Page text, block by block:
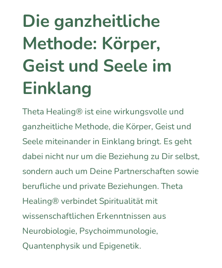
Die ganzheitliche
Methode: Körper,
Geist und Seele im
Einklang
Theta Healing® ist eine wirkungsvolle und
ganzheitliche Methode, die Körper, Geist und
Seele miteinander in Einklang bringt. Es geht
dabei nicht nur um die Beziehung zu Dir selbst,
sondern auch um Deine Partnerschaften sowie
berufliche und private Beziehungen. Theta
Healing® verbindet Spiritualität mit
wissenschaftlichen Erkenntnissen aus
Neurobiologie, Psychoimmunologie,
Quantenphysik und Epigenetik.